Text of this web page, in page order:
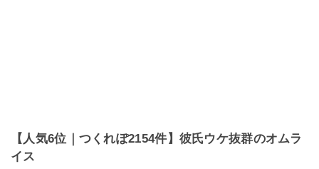
【人気6位｜つくれぽ2154件】彼氏ウケ抜群のオムラ
イス